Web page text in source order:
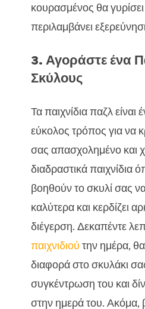
κουρασμένος θα
περιλαμβάνει
3. Αγοράστε ένα
Σκύλους
Τα παιχνίδια παζλ είναι
εύκολος τρόπος για να
σας απασχολημένο και
διαδραστικά παιχνίδια
βοηθούν το σκυλί σας
καλύτερα και κερδίζει
διέγερση. Δεκαπέντε
παιχνιδιού την ημέρα, θα
διαφορά στο σκυλάκι
συγκέντρωση του και
στην ημερά του. Ακόμα,